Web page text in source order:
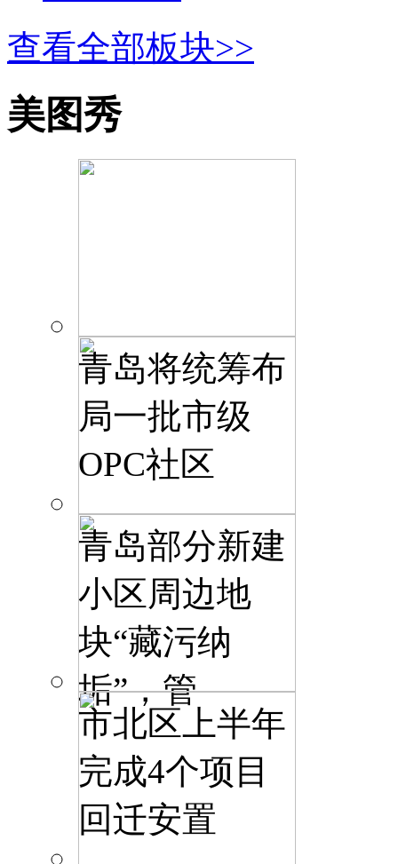
查看全部板块>>
美图秀
青岛将统筹布
局一批市级
OPC社区
青岛部分新建
小区周边地
块“藏污纳
垢”，管
市北区上半年
完成4个项目
回迁安置